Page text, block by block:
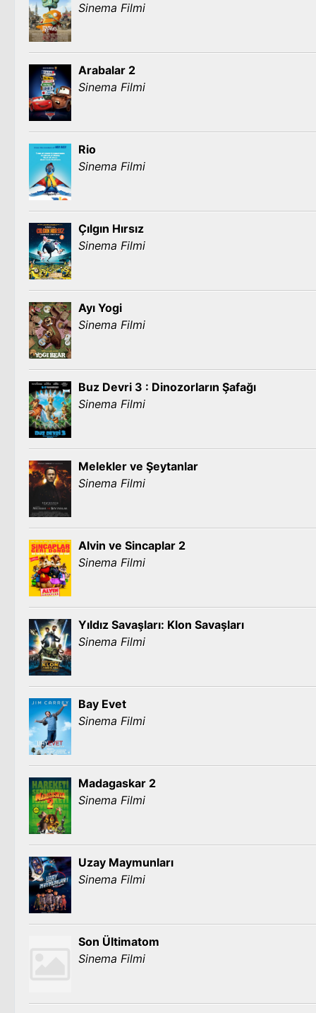
Sinema Filmi
Arabalar 2
Sinema Filmi
Rio
Sinema Filmi
Çılgın Hırsız
Sinema Filmi
Ayı Yogi
Sinema Filmi
Buz Devri 3 : Dinozorların Şafağı
Sinema Filmi
Melekler ve Şeytanlar
Sinema Filmi
Alvin ve Sincaplar 2
Sinema Filmi
Yıldız Savaşları: Klon Savaşları
Sinema Filmi
Bay Evet
Sinema Filmi
Madagaskar 2
Sinema Filmi
Uzay Maymunları
Sinema Filmi
Son Ültimatom
Sinema Filmi